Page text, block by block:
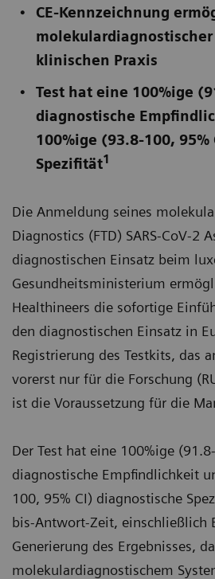
CE-Kennzeichnung
klinischen Praxis
Test hat eine 100%ige
diagnostische
100%ige (93.8-100,
Spezifität1
Die Anmeldung seines
Diagnostics (FTD) SARS-CoV-2
diagnostischen Einsatz beim
Gesundheitsministerium
Healthineers die sofortige
den diagnostischen Einsatz in
Registrierung des Testkits, das
vorerst nur für die Forschung
ist die Voraussetzung für die
Der Test hat eine 100%ige
diagnostische Empfindlichkeit
100, 95% CI) diagnostische
bis-Antwort-Zeit, einschließlich
Generierung des Ergebnisses,
molekulardiagnostischem